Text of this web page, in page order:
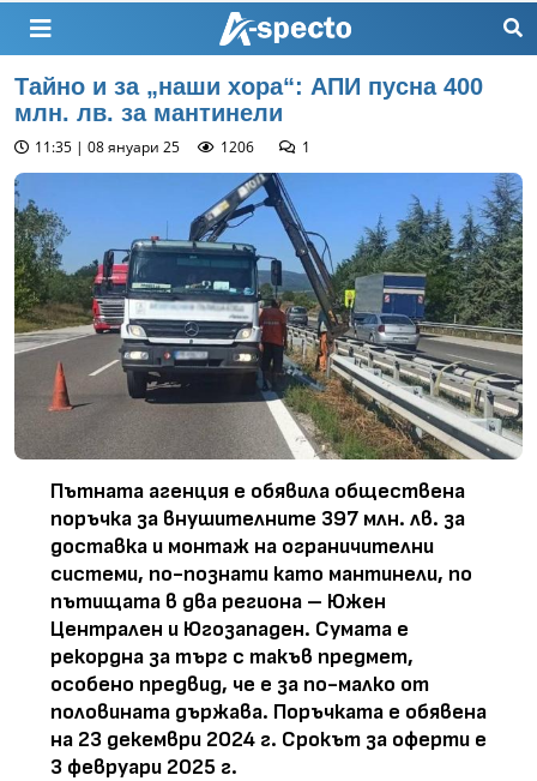
Тайно и за „наши хора“: АПИ пусна 400
млн. лв. за мантинели
11:35 | 08 януари 25 1206 1
Пътната агенция е обявила обществена
поръчка за внушителните 397 млн. лв. за
доставка и монтаж на ограничителни
системи, по-познати като мантинели, по
пътищата в два региона – Южен
Централен и Югозападен. Сумата е
рекордна за търг с такъв предмет,
особено предвид, че е за по-малко от
половината държава. Поръчката е обявена
на 23 декември 2024 г. Срокът за оферти е
3 февруари 2025 г.